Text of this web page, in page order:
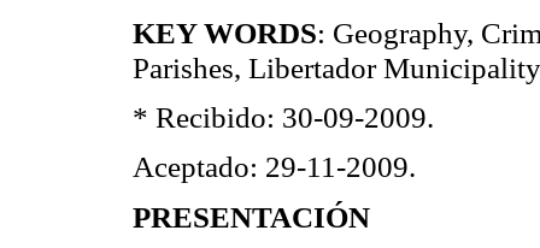
KEY WORDS: Geography,
Parishes, Libertador
* Recibido: 30-09-2009.
Aceptado: 29-11-2009.
PRESENTACIÓN